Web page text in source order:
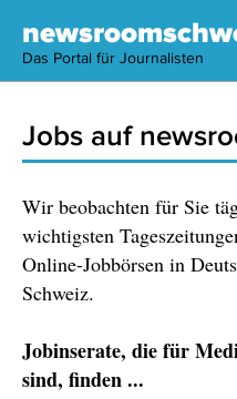
Das Portal für Journalisten
Jobs auf
Wir beobachten für Sie
wichtigsten
Online-Jobbörsen in
Schweiz.
Jobinserate, die für
sind, finden ...